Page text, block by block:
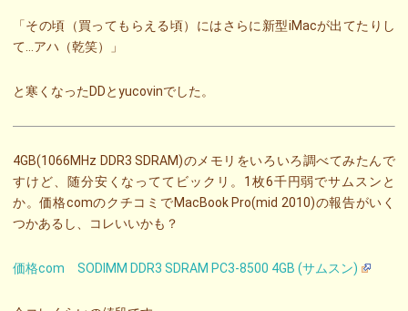
「その頃（買ってもらえる頃）にはさらに新型iMacが出てたりし
て…アハ（乾笑）」
と寒くなったDDとyucovinでした。
4GB(1066MHz DDR3 SDRAM)のメモリをいろいろ調べてみたんで
すけど、随分安くなっててビックリ。1枚6千円弱でサムスンと
か。価格comのクチコミでMacBook Pro(mid 2010)の報告がいく
つかあるし、コレいいかも？
価格com SODIMM DDR3 SDRAM PC3-8500 4GB (サムスン)